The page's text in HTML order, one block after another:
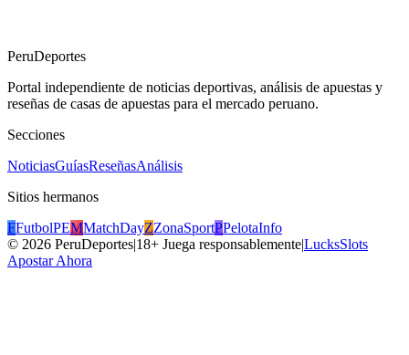
PeruDeportes
Portal independiente de noticias deportivas, análisis de apuestas y
reseñas de casas de apuestas para el mercado peruano.
Secciones
NoticiasGuíasReseñasAnálisis
Sitios hermanos
FFutbolPEMMatchDayZZonaSportPPelotaInfo
© 2026 PeruDeportes|18+ Juega responsablemente|LucksSlots
Apostar Ahora